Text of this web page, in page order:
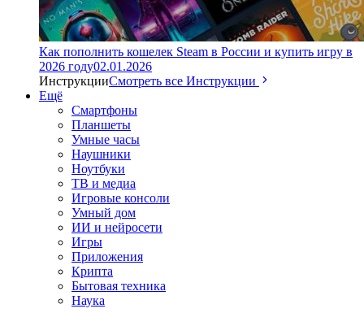
Как пополнить кошелек Steam в России и купить игру в
2026 году02.01.2026
ИнструкцииСмотреть все Инструкции
Ещё
Смартфоны
Планшеты
Умные часы
Наушники
Ноутбуки
ТВ и медиа
Игровые консоли
Умный дом
ИИ и нейросети
Игры
Приложения
Крипта
Бытовая техника
Наука